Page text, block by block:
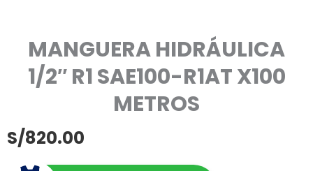
MANGUERA HIDRÁULICA
1/2″ R1 SAE100-R1AT X100
METROS
S/820.00